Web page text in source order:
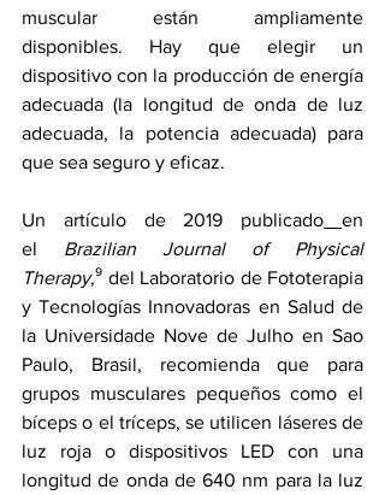
muscular están ampliamente
disponibles. Hay que elegir un
dispositivo con la producción de energía
adecuada (la longitud de onda de luz
adecuada, la potencia adecuada) para
que sea seguro y eficaz.
Un artículo de 2019 publicado
en
el Brazilian Journal of Physical
Therapy,⁹ del Laboratorio de Fototerapia
y Tecnologías Innovadoras en Salud de
la Universidade Nove de Julho en Sao
Paulo, Brasil, recomienda que para
grupos musculares pequeños como el
bíceps o el tríceps, se utilicen láseres de
luz roja o dispositivos LED con una
longitud de onda de 640 nm para la luz